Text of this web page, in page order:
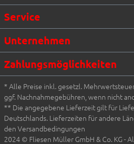
Service
Unternehmen
Zahlungsmöglichkeiten
* Alle Preise inkl. gesetzl.
ggf. Nachnahmegebühren, wenn nicht
** Die angegebene Lieferzeit gilt für
Deutschlands. Lieferzeiten für andere
den Versandbedingungen
2024 © Fliesen Müller GmbH & Co. KG -